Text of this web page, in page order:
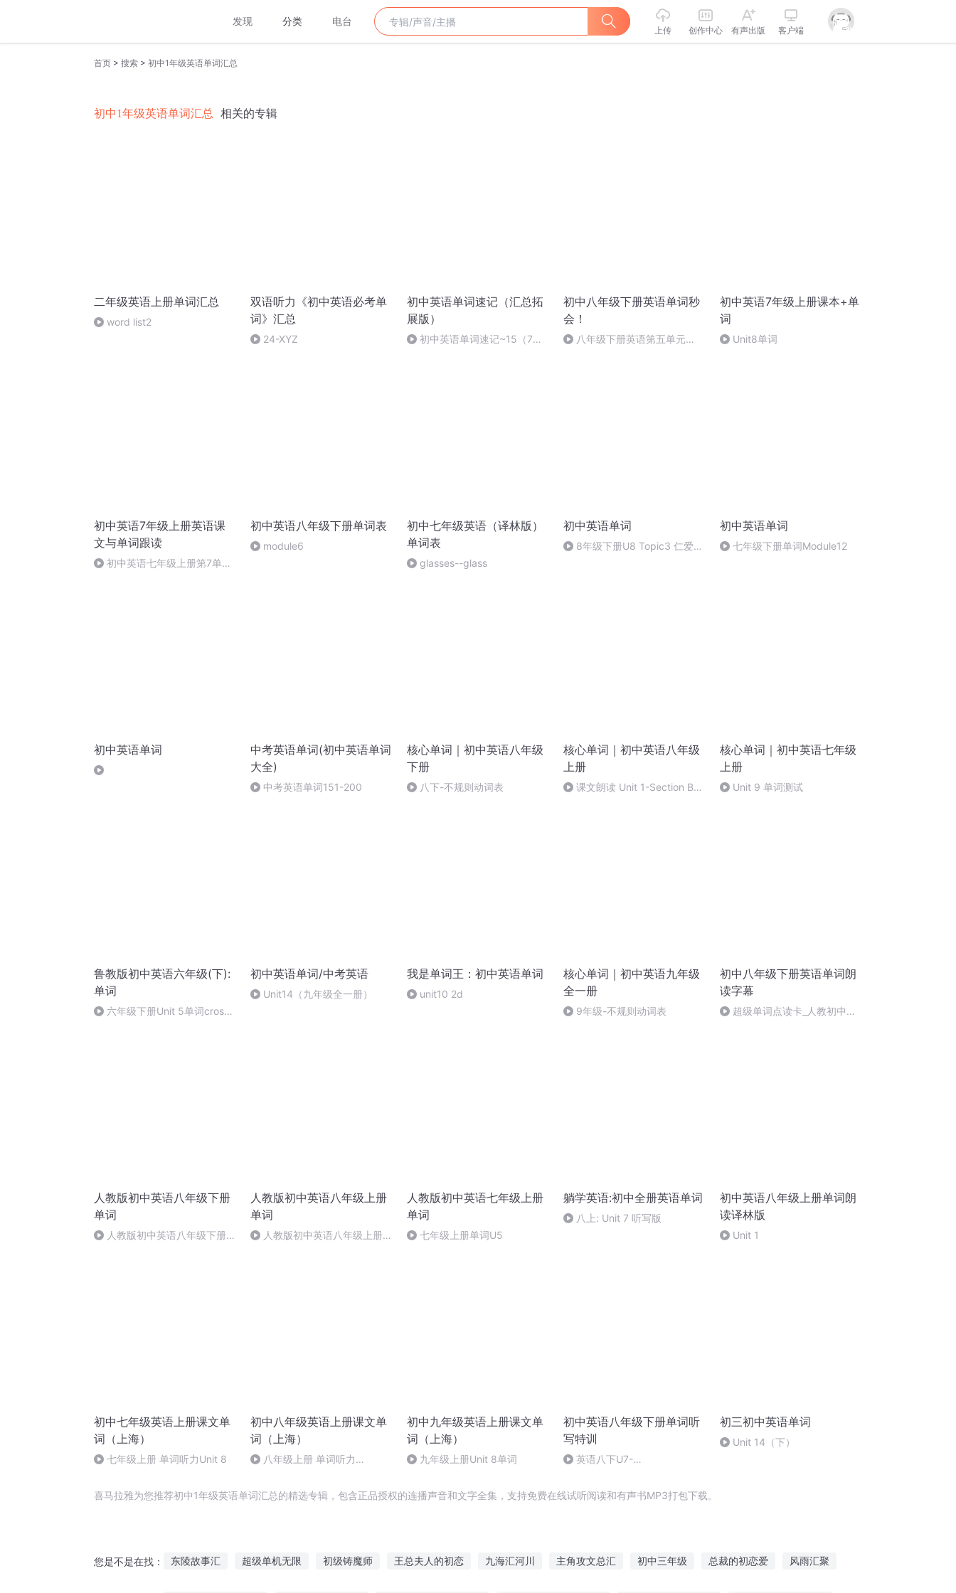
发现 分类 电台
上传 创作中心 有声出版 客户端
首页 > 搜索 > 初中1年级英语单词汇总
初中1年级英语单词汇总 相关的专辑
二年级英语上册单词汇总
word list2
双语听力《初中英语必考单
词》汇总
24-XYZ
初中英语单词速记（汇总拓
展版）
初中英语单词速记~15（7个
初中八年级下册英语单词秒
会！
八年级下册英语第五单元
初中英语7年级上册课本+单
词
Unit8单词
初中英语7年级上册英语课
文与单词跟读
初中英语七年级上册第7单元
初中英语八年级下册单词表
module6
初中七年级英语（译林版）
单词表
glasses--glass
初中英语单词
8年级下册U8 Topic3 仁爱版
初中英语单词
七年级下册单词Module12
初中英语单词
中考英语单词(初中英语单词
大全)
中考英语单词151-200
核心单词｜初中英语八年级
下册
八下-不规则动词表
核心单词｜初中英语八年级
上册
课文朗读 Unit 1-Section B-
核心单词｜初中英语七年级
上册
Unit 9 单词测试
鲁教版初中英语六年级(下):
单词
六年级下册Unit 5单词cross -
初中英语单词/中考英语
Unit14（九年级全一册）
我是单词王：初中英语单词
unit10 2d
核心单词｜初中英语九年级
全一册
9年级-不规则动词表
初中八年级下册英语单词朗
读字幕
超级单词点读卡_人教初中英
人教版初中英语八年级下册
单词
人教版初中英语八年级下册单
人教版初中英语八年级上册
单词
人教版初中英语八年级上册单
人教版初中英语七年级上册
单词
七年级上册单词U5
躺学英语:初中全册英语单词
八上: Unit 7 听写版
初中英语八年级上册单词朗
读译林版
Unit 1
初中七年级英语上册课文单
词（上海）
七年级上册 单词听力Unit 8
初中八年级英语上册课文单
词（上海）
八年级上册 单词听力
初中九年级英语上册课文单
词（上海）
九年级上册Unit 8单词
初中英语八年级下册单词听
写特训
英语八下U7-
写录音
初三初中英语单词
Unit 14（下）
喜马拉雅为您推荐初中1年级英语单词汇总的精选专辑，包含正品授权的连播声音和文字全集，支持免费在线试听阅读和有声书MP3打包下载。
您是不是在找： 东陵故事汇 超级单机无限 初级铸魔师 王总夫人的初恋 九海汇河川 主角攻文总汇 初中三年级 总裁的初恋爱 风雨汇聚